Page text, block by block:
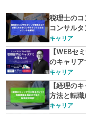
税理士の
コンサル
キャリア
【WEBセ
のキャリ
キャリア
【経理の
方法と転職
キャリア